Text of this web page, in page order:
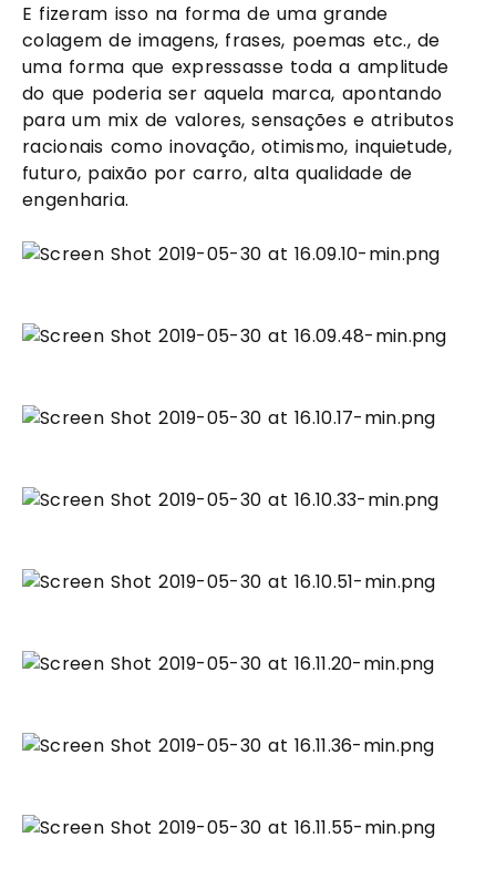
E fizeram isso na forma de uma grande
colagem de imagens, frases, poemas etc., de
uma forma que expressasse toda a amplitude
do que poderia ser aquela marca, apontando
para um mix de valores, sensações e atributos
racionais como inovação, otimismo, inquietude,
futuro, paixão por carro, alta qualidade de
engenharia.